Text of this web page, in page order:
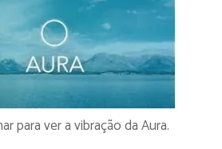
para ver a vibração da Aura.